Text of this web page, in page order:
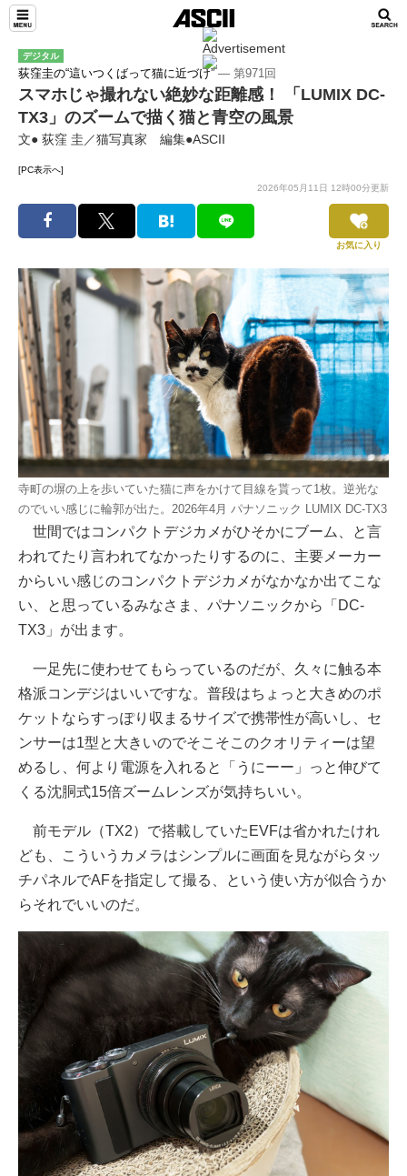
デジタル
荻窪圭の“這いつくばって猫に近づけ”― 第971回
スマホじゃ撮れない絶妙な距離感！ 「LUMIX DC-
TX3」のズームで描く猫と青空の風景
文● 荻窪 圭／猫写真家 編集●ASCII
[PC表示へ]
2026年05月11日 12時00分更新
お気に入り
寺町の塀の上を歩いていた猫に声をかけて目線を貰って1枚。逆光な
のでいい感じに輪郭が出た。2026年4月 パナソニック LUMIX DC-TX3
世間ではコンパクトデジカメがひそかにブーム、と言
われてたり言われてなかったりするのに、主要メーカー
からいい感じのコンパクトデジカメがなかなか出てこな
い、と思っているみなさま、パナソニックから「DC-
TX3」が出ます。
一足先に使わせてもらっているのだが、久々に触る本
格派コンデジはいいですな。普段はちょっと大きめのポ
ケットならすっぽり収まるサイズで携帯性が高いし、セ
ンサーは1型と大きいのでそこそこのクオリティーは望
めるし、何より電源を入れると「うにーー」っと伸びて
くる沈胴式15倍ズームレンズが気持ちいい。
前モデル（TX2）で搭載していたEVFは省かれたけれ
ども、こういうカメラはシンプルに画面を見ながらタッ
チパネルでAFを指定して撮る、という使い方が似合うか
らそれでいいのだ。